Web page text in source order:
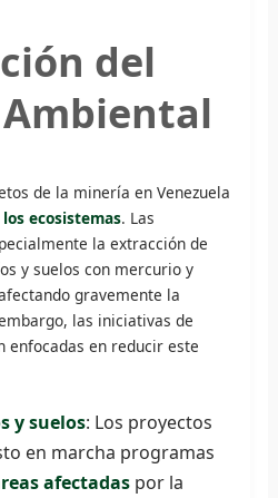
del
de la minería en Venezuela
ecosistemas. Las
la extracción de
y suelos con mercurio y
gravemente la
las iniciativas de
enfocadas en reducir este
y suelos: Los proyectos
en marcha programas
afectadaspor la